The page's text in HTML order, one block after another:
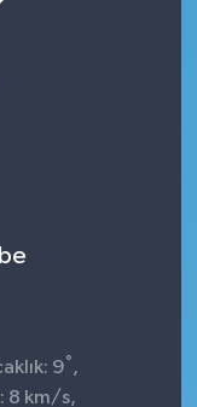
9° ,
8 km/s,